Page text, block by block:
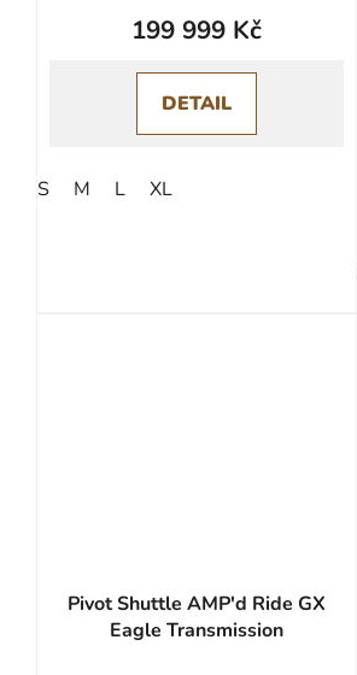
199 999 Kč
DETAIL
S M L XL
Pivot Shuttle AMP'd Ride GX
Eagle Transmission